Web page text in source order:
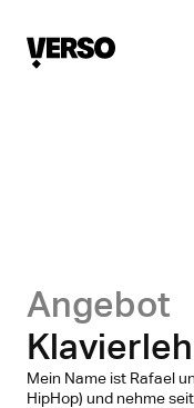
Angebot
Mein Name ist Rafael
HipHop) und nehme